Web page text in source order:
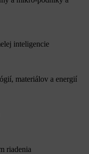
inteligencie
materiálov a energií
riadenia